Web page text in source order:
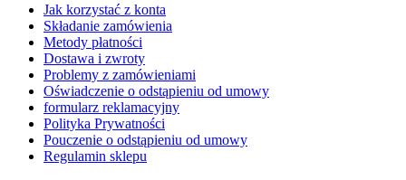
Jak korzystać z konta
Składanie zamówienia
Metody płatności
Dostawa i zwroty
Problemy z zamówieniami
Oświadczenie o odstąpieniu od umowy
formularz reklamacyjny
Polityka Prywatności
Pouczenie o odstąpieniu od umowy
Regulamin sklepu